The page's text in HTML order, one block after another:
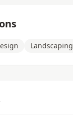
Landscaping